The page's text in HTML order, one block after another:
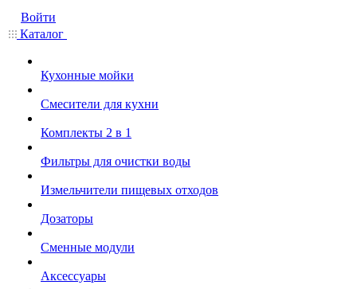
Войти
Каталог
Кухонные мойки
Смесители для кухни
Комплекты 2 в 1
Фильтры для очистки воды
Измельчители пищевых отходов
Дозаторы
Cменные модули
Аксессуары